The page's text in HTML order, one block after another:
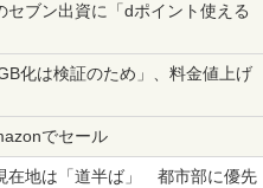
ブン出資に「dポイント使える
化は検証のため」、料金値上げ
でセール
在地は「道半ば」 都市部に優先